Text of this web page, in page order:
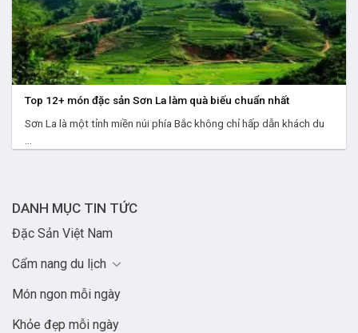
Top 12+ món đặc sản Sơn La làm quà biếu chuẩn nhất
Sơn La là một tỉnh miền núi phía Bắc không chỉ hấp dẫn khách du
DANH MỤC TIN TỨC
Đặc Sản Việt Nam
Cẩm nang du lịch
Món ngon mỗi ngày
Khỏe đẹp mỗi ngày